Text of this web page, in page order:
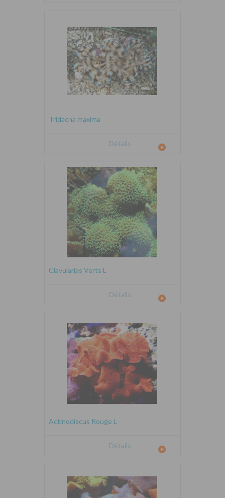
Tridacna maxima
Détails
Clavularias Verts L
Détails
Actinodiscus Rouge L
Détails